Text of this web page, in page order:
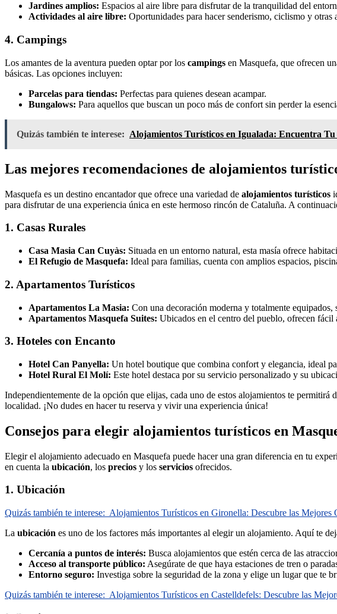
Jardines amplios: Espacios al aire libre para disfrutar de la tranquilidad del
Actividades al aire libre: Oportunidades para hacer senderismo, ciclismo y otras
4. Campings
Los amantes de la aventura pueden optar por los campings en Masquefa, que ofrecen
básicas. Las opciones incluyen:
Parcelas para tiendas: Perfectas para quienes desean acampar.
Bungalows: Para aquellos que buscan un poco más de confort sin perder la
Quizás también te interese: Alojamientos Turísticos en Igualada: Encuentra
Las mejores recomendaciones de alojamientos
Masquefa es un destino encantador que ofrece una variedad de alojamientos turísticos
para disfrutar de una experiencia única en este hermoso rincón de Cataluña. A
1. Casas Rurales
Casa Masia Can Cuyàs: Situada en un entorno natural, esta masía ofrece
El Refugio de Masquefa: Ideal para familias, cuenta con amplios espacios,
2. Apartamentos Turísticos
Apartamentos La Masia: Con una decoración moderna y totalmente equipados,
Apartamentos Masquefa Suites: Ubicados en el centro del pueblo, ofrecen fácil
3. Hoteles con Encanto
Hotel Can Panyella: Un hotel boutique que combina confort y elegancia, ideal
Hotel Rural El Molí: Este hotel destaca por su servicio personalizado y su
Independientemente de la opción que elijas, cada uno de estos alojamientos te
localidad. ¡No dudes en hacer tu reserva y vivir una experiencia única!
Consejos para elegir alojamientos turísticos en
Elegir el alojamiento adecuado en Masquefa puede hacer una gran diferencia en tu
en cuenta la ubicación, los precios y los servicios ofrecidos.
1. Ubicación
Quizás también te interese: Alojamientos Turísticos en Gironella: Descubre las Mejores
La ubicación es uno de los factores más importantes al elegir un alojamiento. Aquí te
Cercanía a puntos de interés: Busca alojamientos que estén cerca de las
Acceso al transporte público: Asegúrate de que haya estaciones de tren o
Entorno seguro: Investiga sobre la seguridad de la zona y elige un lugar que te
Quizás también te interese: Alojamientos Turísticos en Castelldefels: Descubre las